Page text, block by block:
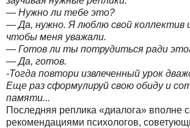
— Нужно ли тебе это?
— Да, нужно. Я люблю свой коллектив и
чтобы меня уважали.
— Готов ли ты потрудиться ради
— Да, готов.
-Тогда повтори извлеченный урок
Еще раз сформулируй свою обиду и
памяти...
Последняя реплика «диалога» вполне
рекомендациями психологов,